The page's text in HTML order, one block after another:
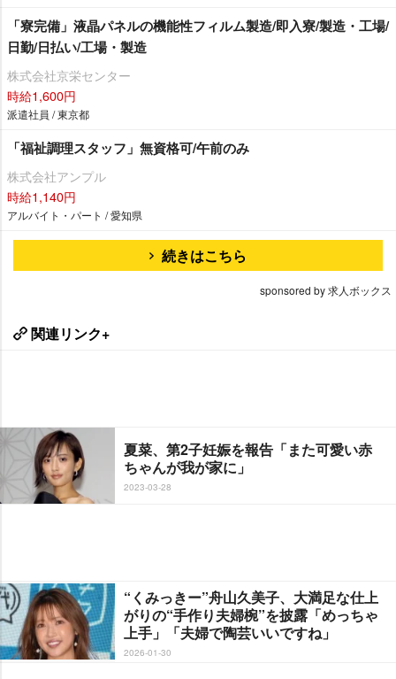
「寮完備」液晶パネルの機能性フィルム製造/即入寮/製造・工場/
日勤/日払い/工場・製造
株式会社京栄センター
時給1,600円
派遣社員 / 東京都
「福祉調理スタッフ」無資格可/午前のみ
株式会社アンプル
時給1,140円
アルバイト・パート / 愛知県
続きはこちら
sponsored by 求人ボックス
関連リンク+
夏菜、第2子妊娠を報告「また可愛い赤
ちゃんが我が家に」
2023-03-28
“くみっきー”舟山久美子、大満足な仕上
がりの“手作り夫婦椀”を披露「めっちゃ
上手」「夫婦で陶芸いいですね」
2026-01-30